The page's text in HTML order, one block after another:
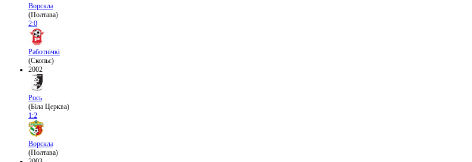
Ворскла
(Полтава)
2:0
Работнічкі
(Скопьє)
2002
Рось
(Біла Церква)
1:2
Ворскла
(Полтава)